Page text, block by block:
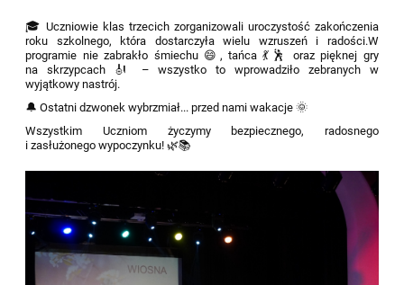
🎓 Uczniowie klas trzecich zorganizowali uroczystość zakończenia
roku szkolnego, która dostarczyła wielu wzruszeń i radości.W
programie nie zabrakło śmiechu 😄, tańca 💃🕺 oraz pięknej gry
na skrzypcach 🎻 – wszystko to wprowadziło zebranych w
wyjątkowy nastrój.
🔔 Ostatni dzwonek wybrzmiał... przed nami wakacje 🌞
Wszystkim Uczniom życzymy bezpiecznego, radosnego
i zasłużonego wypoczynku! 🌿📚